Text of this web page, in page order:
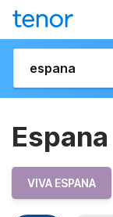
Espana
VIVA ESPANA